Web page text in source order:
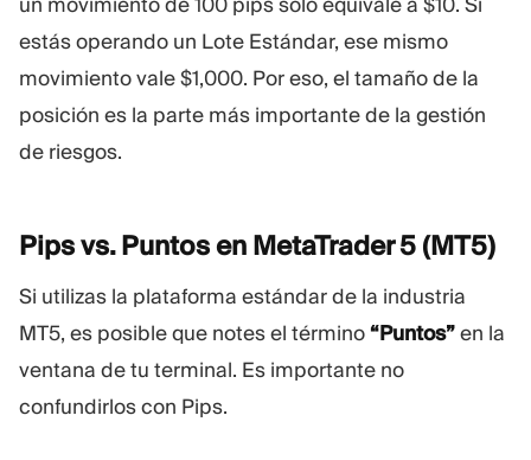
estás operando un Lote Estándar, ese mismo
movimiento vale $1,000. Por eso, el tamaño de la
posición es la parte más importante de la gestión
de riesgos.
Pips vs. Puntos en MetaTrader 5 (MT5)
Si utilizas la plataforma estándar de la industria
MT5, es posible que notes el término“Puntos”en la
ventana de tu terminal. Es importante no
confundirlos con Pips.